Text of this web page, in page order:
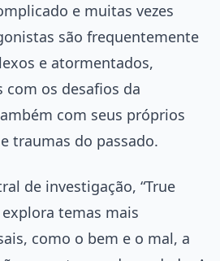
e muitas vezes
são frequentemente
e atormentados,
com os desafios da
com seus próprios
traumas do passado.
de investigação, “True
temas mais
como o bem e o mal, a